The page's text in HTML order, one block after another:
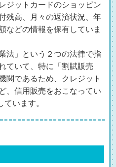
ジットカードのショッピン
残高、月々の返済状況、年
などの情報を保有していま
法」という２つの法律で指
ていて、特に「割賦販売
関であるため、クレジット
、信用販売をおこなってい
います。